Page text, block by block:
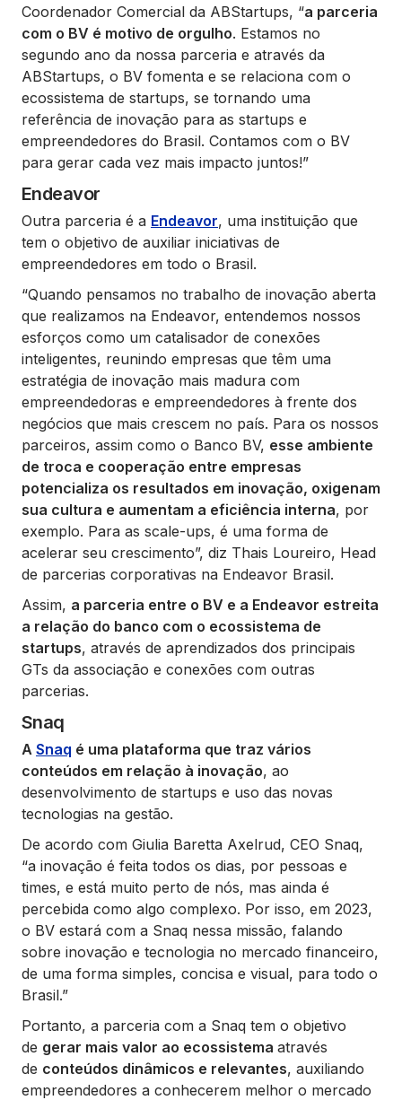
Coordenador Comercial da ABStartups, “a parceria
com o BV é motivo de orgulho. Estamos no
segundo ano da nossa parceria e através da
ABStartups, o BV fomenta e se relaciona com o
ecossistema de startups, se tornando uma
referência de inovação para as startups e
empreendedores do Brasil. Contamos com o BV
para gerar cada vez mais impacto juntos!”
Endeavor
Outra parceria é a Endeavor, uma instituição que
tem o objetivo de auxiliar iniciativas de
empreendedores em todo o Brasil.
“Quando pensamos no trabalho de inovação aberta
que realizamos na Endeavor, entendemos nossos
esforços como um catalisador de conexões
inteligentes, reunindo empresas que têm uma
estratégia de inovação mais madura com
empreendedoras e empreendedores à frente dos
negócios que mais crescem no país. Para os nossos
parceiros, assim como o Banco BV, esse ambiente
de troca e cooperação entre empresas
potencializa os resultados em inovação, oxigenam
sua cultura e aumentam a eficiência interna, por
exemplo. Para as scale-ups, é uma forma de
acelerar seu crescimento”, diz Thais Loureiro, Head
de parcerias corporativas na Endeavor Brasil.
Assim, a parceria entre o BV e a Endeavor estreita
a relação do banco com o ecossistema de
startups, através de aprendizados dos principais
GTs da associação e conexões com outras
parcerias.
Snaq
A Snaq é uma plataforma que traz vários
conteúdos em relação à inovação, ao
desenvolvimento de startups e uso das novas
tecnologias na gestão.
De acordo com Giulia Baretta Axelrud, CEO Snaq,
“a inovação é feita todos os dias, por pessoas e
times, e está muito perto de nós, mas ainda é
percebida como algo complexo. Por isso, em 2023,
o BV estará com a Snaq nessa missão, falando
sobre inovação e tecnologia no mercado financeiro,
de uma forma simples, concisa e visual, para todo o
Brasil.”
Portanto, a parceria com a Snaq tem o objetivo
de gerar mais valor ao ecossistema através
de conteúdos dinâmicos e relevantes, auxiliando
empreendedores a conhecerem melhor o mercado